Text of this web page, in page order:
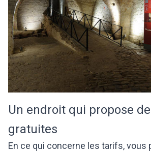
Un endroit qui propose
gratuites
En ce qui concerne les tarifs, vous